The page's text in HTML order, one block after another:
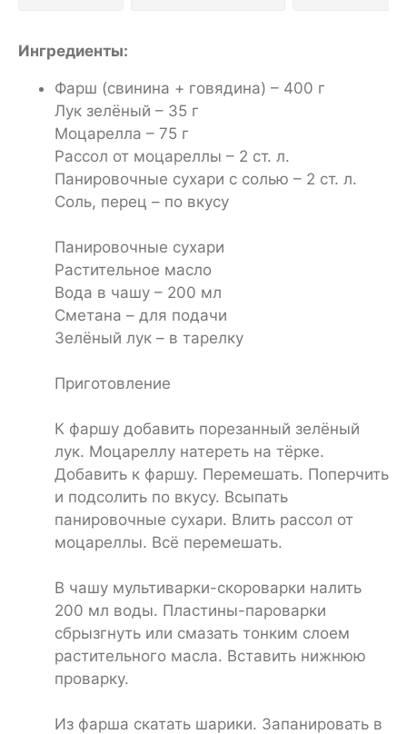
Ингредиенты:
Фарш (свинина + говядина) – 400 г
Лук зелёный – 35 г
Моцарелла – 75 г
Рассол от моцареллы – 2 ст. л.
Панировочные сухари с солью – 2 ст. л.
Соль, перец – по вкусу
Панировочные сухари
Растительное масло
Вода в чашу – 200 мл
Сметана – для подачи
Зелёный лук – в тарелку
Приготовление
К фаршу добавить порезанный зелёный
лук. Моцареллу натереть на тёрке.
Добавить к фаршу. Перемешать. Поперчить
и подсолить по вкусу. Всыпать
панировочные сухари. Влить рассол от
моцареллы. Всё перемешать.
В чашу мультиварки-скороварки налить
200 мл воды. Пластины-пароварки
сбрызгнуть или смазать тонким слоем
растительного масла. Вставить нижнюю
проварку.
Из фарша скатать шарики. Запанировать в